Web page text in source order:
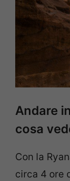
Andare
cosa
Con la
circa 4 ore